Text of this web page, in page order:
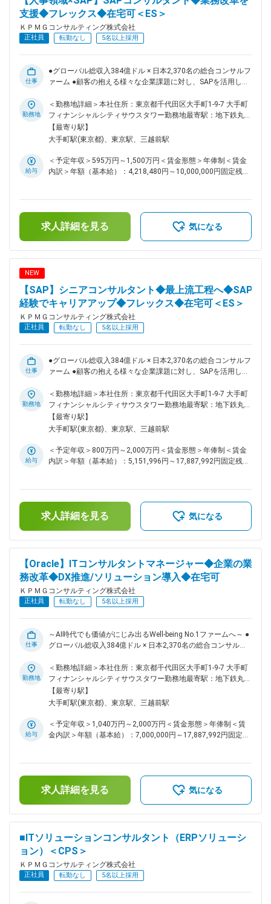
豊富のため、落ち着いたな環境で質の高いコンサルを学べる結
するNo1ファーム」を掲げており、無理なストレッチはせず、
等身大の評価＋昇格するためのフォローが充実 ■KPMGグルー
プについて： KPMGは監査法人、税理士法人、コンサルティン
KPMGグローバルでは現在世界140ヵ国のメンバー、ファーム
全体で約276,000名のプロフェッショナルを擁し、サービスを
consulting.jp/information/es/ 変更の範囲：会社の定める業務
支援◆フレックス◆在宅可＜ES＞
ＫＰＭＧコンサルティング株式会社
正社員 転勤なし 5名以上採用
仕事
●グローバル総収入384億ドル × 日本2,370名の総合コンサルフ
ァーム ●顧客の抱える様々な企業課題に対し、SAPを活用した
支える評価制度 ●フレックス/男性育休取得率93%/働く場所の
複数選択肢等で柔軟な働き方が可能 クライアントの抱える組
織・人事に関する課題に対し、SAP（SAP ERP HCM、
SuccessFactors等）を活用した業務改革のご支援を担ってい
計、アーキテクチャデザイン 2. システム構築（計画、設計・
設定、展開） 3. 拡張機能（Addon）設計 4. システム導入にあ
・製造業の人事業務（人事・給与・タレマネ等）高度化に向け
たシステム導入プロジェクト ・公益事業のSAP人事業務シス
テムに対するバージョンアップアセスメント ・製造業のタレ
ントマネジメントシステムの導入及びグローバルロールアウト
ルインプロジェクト ■育成環境： 当社は人材育成のために約3
間／年を研修受講しており、個人のパフォーマンスを最大化す
るための体系的な育成の仕組みを用意しています。 ■おすすめ
入社 ・穏やかな社風でありながら、グローバルファームとし
てのナレッジが豊富のため、落ち着いたな環境で質の高いコン
サルを学べる結果、離職率が業界内では低く長期就業が可能
コンサルティングサービスを提供するプロフェッショナルファ
ームです。KPMGグローバルでは現在世界140ヵ国のメンバ
し、サービスを提供しております。 https://recruit.kpmg-
consulting.jp/information/es/
勤務地
＜勤務地詳細＞本社住所：東京都千代田区大手町1-9-7 大手町
フィナンシャルシティサウスタワー勤務地最寄駅：地下鉄丸ノ
内線／大手町駅受動喫煙対策：屋内全面禁煙
【最寄り駅】
大手町駅(東京都)、東京駅、三越前駅
給与
＜予定年収＞595万円～1,500万円＜賃金形態＞年俸制＜賃金
内訳＞年額（基本給）：4,218,480円～10,000,000円固定残業
給有無＞有＜残業手当＞有＜給与補足＞※給与詳細は経験・能
力・前職給与等を踏まえて決定賃金はあくまでも目安の金額で
あり、選考を通じて上下する可能性があります。月給(月額)は
求人詳細を見る 気になる
NEW
【SAP】シニアコンサルタント◆最上流工程へ◆SAP
経験でキャリアアップ◆フレックス◆在宅可＜ES＞
ＫＰＭＧコンサルティング株式会社
正社員 転勤なし 5名以上採用
仕事
●グローバル総収入384億ドル × 日本2,370名の総合コンサルフ
ァーム ●顧客の抱える様々な企業課題に対し、SAPを活用した
支える評価制度 ●フレックス/男性育休取得率93%/働く場所の
複数選択肢等で柔軟な働き方が可能 本ポジションでは、クラ
イアントの抱える様々な企業課題に対し、SAPを活用した業務
改革のご支援を担って頂きます。 複数のチームを検討された
幅広くチームを検討いたします。 ■業務内容： 1. 現状分析と
構想策定、業務設計、アーキテクチャデザイン 2. システム構
ローバルERPプロジェクト（ロールイン・ロールアウト） ■プ
ロジェクト事例： ・人事業務(給与・タレマネ等)高度化に向け
たシステム導入プロジェクト ・海外支社で先行導入されたS/4
HANAの日本本社へのロールインプロジェクト ・本社および国
ERPシステムを核とした標準業務プロセスの策定およびシステ
ム導入のプロジェクト https://recruit.kpmg-
consulting.jp/blog/5306 ■おすすめポイント ・中途入社の80%
以上が業界未経験 ・穏やかな社風でありながら、グローバル
ファームとしてのナレッジが豊富のため、落ち着いた環境で質
の高いコンサルを学べる結果、離職率が業界内では低く長期就
ローが充実 ■KPMGグループについて： KPMGは監査法人、税
理士法人、コンサルティングサービスを提供するプロフェッシ
のメンバー、ファーム全体で約276,000名のプロフェッショナ
ルを擁し、サービスを提供しております。
https://recruit.kpmg-consulting.jp/information/es/ 変更の範
囲：会社の定める業務
勤務地
＜勤務地詳細＞本社住所：東京都千代田区大手町1-9-7 大手町
フィナンシャルシティサウスタワー勤務地最寄駅：地下鉄丸ノ
内線／大手町駅受動喫煙対策：屋内全面禁煙変更の範囲：会社
の定める事業所（リモートワーク含む）
【最寄り駅】
大手町駅(東京都)、東京駅、三越前駅
給与
＜予定年収＞800万円～2,000万円＜賃金形態＞年俸制＜賃金
内訳＞年額（基本給）：5,151,996円～17,887,992円固定残業
給有無＞有＜残業手当＞有＜給与補足＞※予定年収はあくまで
も目安の金額であり、選考を通じて上下する可能性がありま
す。■賞与：年1回（会社業績と個人成績による）■給与モデ
1,200万円賃金はあくまでも目安の金額であり、選考を通じて
上下する可能性があります。月給(月額)は固定手当を含めた表
記です。
求人詳細を見る 気になる
【Oracle】ITコンサルタントマネージャー◆企業の業
務改革◆DX推進/ソリューション導入◆在宅可
ＫＰＭＧコンサルティング株式会社
正社員 転勤なし 5名以上採用
仕事
～AI時代でも価値がにじみ出るWell-being No.1ファームへ～ ●
グローバル総収入384億ドル × 日本2,370名の総合コンサルフ
推進をお任せ ●圧倒的な人材投資 × 評価制度で「ヒトを大切に
するNo.1ファーム」 ●フレックス×副業可×男性育休取得93%×
働く場所の複数選択で柔軟な働き方 KPMGグローバルlでは、
Oracle社のプレミアムパートナーとして豊富なソリューション
論、および人的ネットワークを活用しながら、日本における
Oracle ERP Cloud ビジネスげを推進していただける方を募集
サポート ・デモを通したクライアントニーズの把握と提案 ・
DX・業務改革の基本構想策定 ・要件定義、パラメータ設定 ・
アドオン機能の設計、受入テスト（開発はオフショア開発拠点
を想定） ・テスト、移行、およびトレーニング ・新業務・新
の魅力： ・業務起点でアプローチするので、業務×ITコンサル
Networkの最先端のアセットや方法論に関する研修の機会もあ
るため、最新の業務改革やテクノロジーの知識が習得可 ■キャ
リアパス： ・Oracleだけでなく、SAP, D365, ServiceNowなど
他のソリューションにも対応していますので、将来的にスキル
勤務地
＜勤務地詳細＞本社住所：東京都千代田区大手町1-9-7 大手町
フィナンシャルシティサウスタワー勤務地最寄駅：地下鉄丸ノ
内線／大手町駅受動喫煙対策：屋内全面禁煙変更の範囲：会社
の定める事業所（リモートワーク含む）
【最寄り駅】
大手町駅(東京都)、東京駅、三越前駅
給与
＜予定年収＞1,040万円～2,000万円＜賃金形態＞年俸制＜賃
金内訳＞年額（基本給）：7,000,000円～17,887,992円固定残
給有無＞有＜残業手当＞有＜給与補足＞賞与別途あり賃金はあ
くまでも目安の金額であり、選考を通じて上下する可能性があ
ります。月給(月額)は固定手当を含めた表記です。
求人詳細を見る 気になる
■ITソリューションコンサルタント（ERPソリューシ
ョン）＜CPS＞
ＫＰＭＧコンサルティング株式会社
正社員 転勤なし 5名以上採用